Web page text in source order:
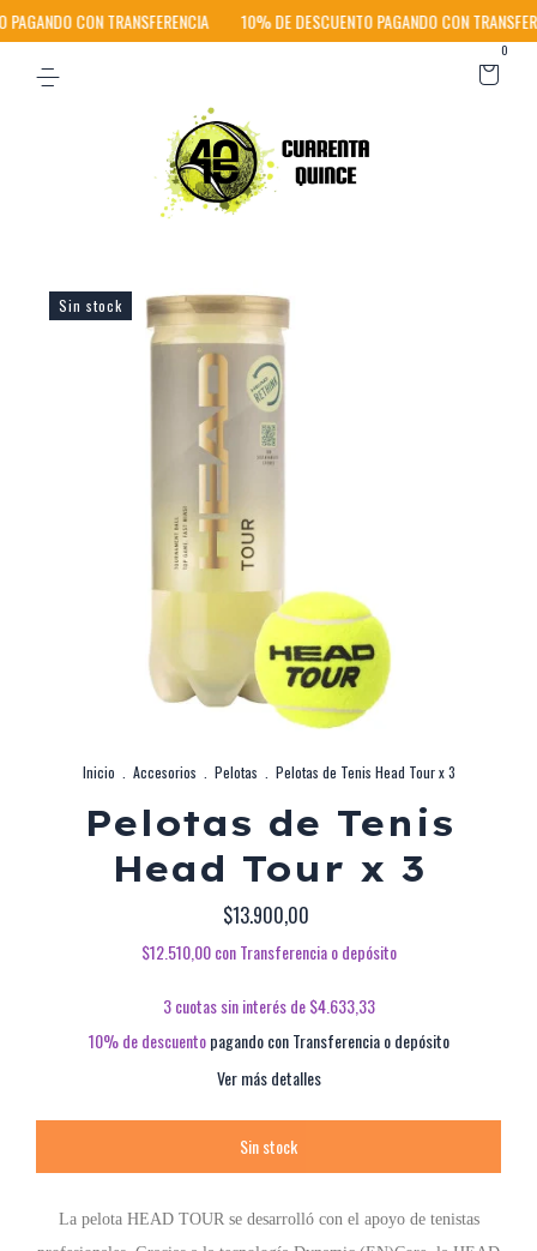
CON TRANSFERENCIA 10% DE DESCUENTO PAGANDO CON
0
Sin stock
Inicio Accesorios Pelotas Pelotas de Tenis Head Tour x 3
Pelotas de Tenis
Head Tour x 3
$13.900,00
$12.510,00con Transferencia o depósito
3 cuotas sin interés de$4.633,33
10% de descuentopagando con Transferencia o depósito
Ver más detalles
La pelota HEAD TOUR se desarrolló con el apoyo de tenistas